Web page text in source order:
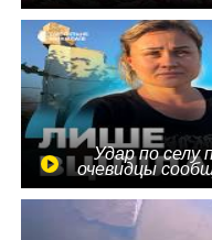
Удар по селу
очевидцы